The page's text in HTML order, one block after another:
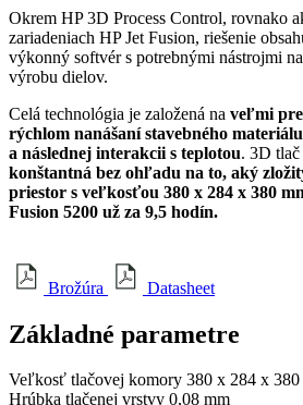
Okrem HP 3D Process Control, rovnako
zariadeniach HP Jet Fusion, riešenie
výkonný softvér s potrebnými nástrojmi
výrobu dielov.
Celá technológia je založená na veľmi
rýchlom nanášaní stavebného
a následnej interakcii s teplotou. 3D
konštantná bez ohľadu na to, aký
priestor s veľkosťou 380 x 284 x 380
Fusion 5200 už za 9,5 hodín.
Brožúra Datasheet
Základné parametre
Veľkosť tlačovej komory 380 x 284 x 380
Hrúbka tlačenej vrstvy 0,08 mm